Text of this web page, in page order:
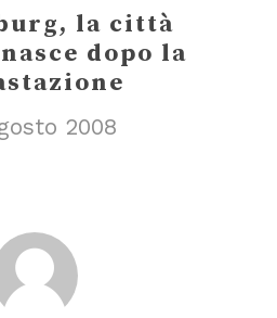
la città
dopo la
2008